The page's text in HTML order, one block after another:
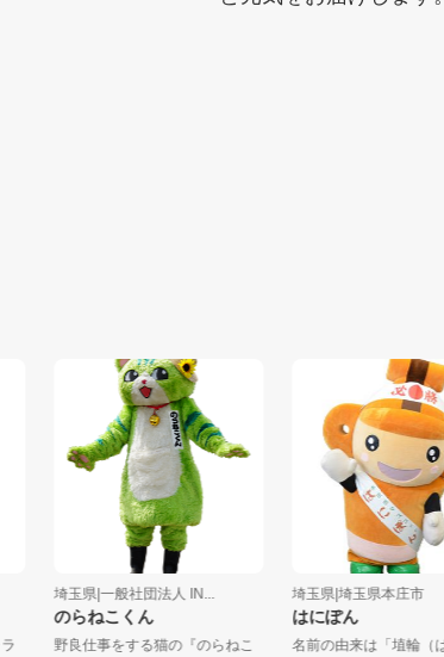
ャラ
埼玉県|一般社団法人 IN...
のらねこくん
野良仕事をする猫の『のらねこ
埼玉県|埼玉県本庄市
はにぽん
名前の由来は「埴